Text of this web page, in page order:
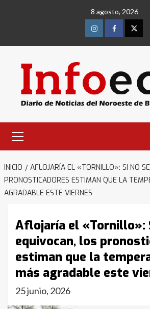
8 agosto, 2026
InstagramFacebook
primario
INICIO
AFLOJARÍA EL «TORNILLO»: SI NO
PRONOSTICADORES ESTIMAN QUE LA
AGRADABLE ESTE VIERNES
Aflojaría el «Tornillo»:
equivocan, los
estiman que la
más agradable este
25 junio, 2026